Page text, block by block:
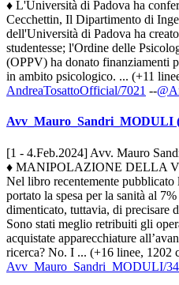
♦ L'Università di Padova ha
Cecchettin, Il Dipartimento di
dell'Università di Padova ha
studentesse; l'Ordine delle
(OPPV) ha donato finanziamenti
in ambito psicologico. ... (+11
AndreaTosattoOfficial/7021 --
Avv_Mauro_Sandri_MODULI
[1 - 4.Feb.2024] Avv. Mauro
♦ MANIPOLAZIONE DELLA
Nel libro recentemente pubblicato
portato la spesa per la sanità al
dimenticato, tuttavia, di precisare
Sono stati meglio retribuiti gli
acquistate apparecchiature
ricerca? No. I ... (+16 linee, 1202
Avv_Mauro_Sandri_MODULI/